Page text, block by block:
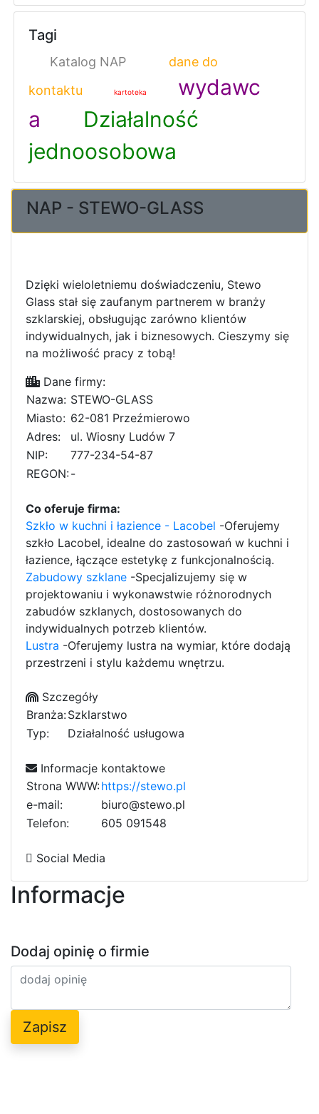
Tagi
Katalog NAP
dane do
kontaktu
kartoteka
wydawc
a
Działalność
jednoosobowa
NAP - STEWO-GLASS
Dzięki wieloletniemu doświadczeniu, Stewo
Glass stał się zaufanym partnerem w branży
szklarskiej, obsługując zarówno klientów
indywidualnych, jak i biznesowych. Cieszymy się
na możliwość pracy z tobą!
Dane firmy:
Nazwa: STEWO-GLASS
Miasto: 62-081 Przeźmierowo
Adres:
ul. Wiosny Ludów 7
NIP:
777-234-54-87
REGON:-
Co oferuje firma:
Szkło w kuchni i łazience - Lacobel -Oferujemy
szkło Lacobel, idealne do zastosowań w kuchni i
łazience, łączące estetykę z funkcjonalnością.
Zabudowy szklane -Specjalizujemy się w
projektowaniu i wykonawstwie różnorodnych
zabudów szklanych, dostosowanych do
indywidualnych potrzeb klientów.
Lustra -Oferujemy lustra na wymiar, które dodają
przestrzeni i stylu każdemu wnętrzu.
Szczegóły
Branża:Szklarstwo
Typ:
Działalność usługowa
Informacje kontaktowe
Strona WWW:https://stewo.pl
e-mail:
biuro@stewo.pl
Telefon:
605 b
090
19
548
Social Media
Informacje
Dodaj opinię o firmie
Zapisz